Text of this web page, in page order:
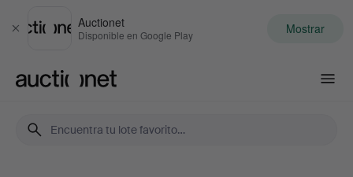
Cerrar
Auctionet
Disponible en Google Play Mostrar